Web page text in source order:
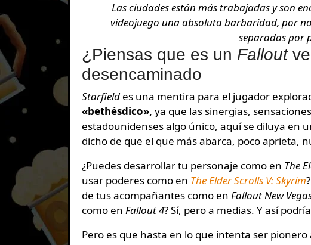
Las ciudades están más trabajadas y son
videojuego una absoluta barbaridad, por
separadas por
¿Piensas que es un Fallout
desencaminado
Starfield es una mentira para el jugador
«bethésdico», ya que las sinergias,
estadounidenses algo único, aquí se diluya en
dicho de que el que más abarca, poco aprieta,
¿Puedes desarrollar tu personaje como en The
usar poderes como en The Elder Scrolls V: Skyrim
de tus acompañantes como en Fallout New
como en Fallout 4? Sí, pero a medias. Y así
Pero es que hasta en lo que intenta ser